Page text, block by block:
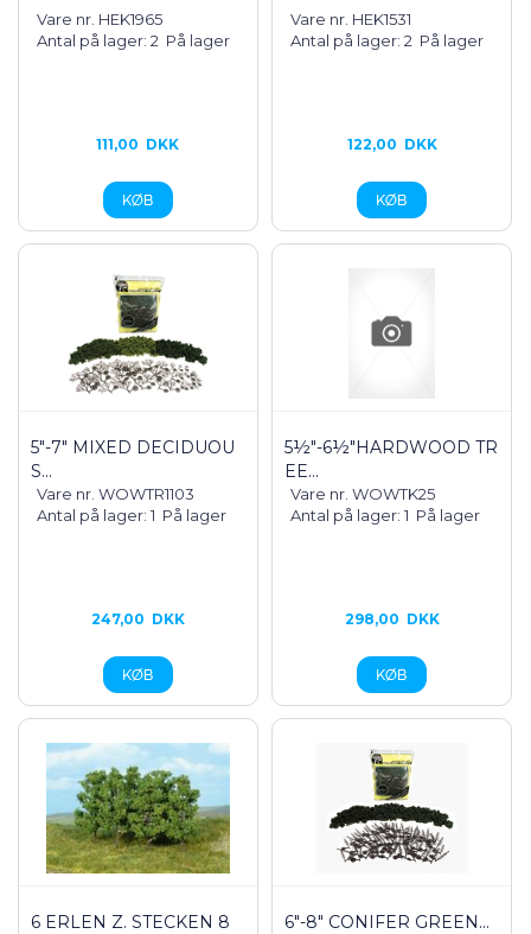
Vare nr. HEK1965
Antal på lager: 2 På lager
111,00 DKK
Vare nr. HEK1531
Antal på lager: 2 På lager
122,00 DKK
5"-7" MIXED DECIDUOU
S...
Vare nr. WOWTR1103
Antal på lager: 1 På lager
247,00 DKK
5½"-6½"HARDWOOD TR
EE...
Vare nr. WOWTK25
Antal på lager: 1 På lager
298,00 DKK
6 ERLEN Z. STECKEN 8
6"-8" CONIFER GREEN...